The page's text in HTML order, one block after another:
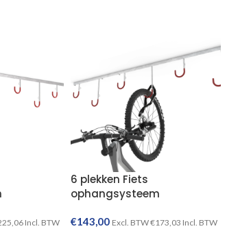
Incl. BTW
6 plekken Fiets
ophangsysteem
€143,00 Excl. BTW€173,03 Incl. BTW